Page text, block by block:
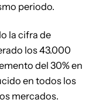
periodo.
la cifra de
los 43.000
del 30% en
en todos los
mercados.